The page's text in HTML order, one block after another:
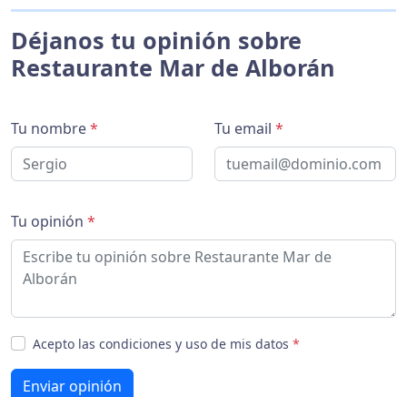
Déjanos tu opinión sobre
Restaurante Mar de Alborán
Tu nombre* Tu email *
Tu opinión *
Acepto las condiciones y uso de mis datos *
Enviar opinión